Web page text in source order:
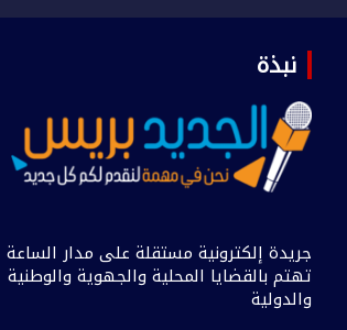
نبذة
جريدة إلكترونية مستقلة على مدار الساعة
تهتم بالقضايا المحلية والجهوية والوطنية
والدولية